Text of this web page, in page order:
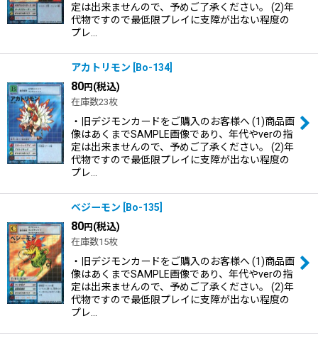
定は出来ませんので、予めご了承ください。 (2)年
代物ですので最低限プレイに支障が出ない程度の
プレ…
アカトリモン Bo-134]
80円(税込)
在庫数23枚
・旧デジモンカードをご購入のお客様へ (1)商品画
像はあくまでSAMPLE画像であり、年代やverの指
定は出来ませんので、予めご了承ください。 (2)年
代物ですので最低限プレイに支障が出ない程度の
プレ…
ベジーモン Bo-135
80円(税込)
在庫数15枚
・旧デジモンカードをご購入のお客様へ (1)商品画
像はあくまでSAMPLE画像であり、年代やverの指
定は出来ませんので、予めご了承ください。 (2)年
代物ですので最低限プレイに支障が出ない程度の
プレ…